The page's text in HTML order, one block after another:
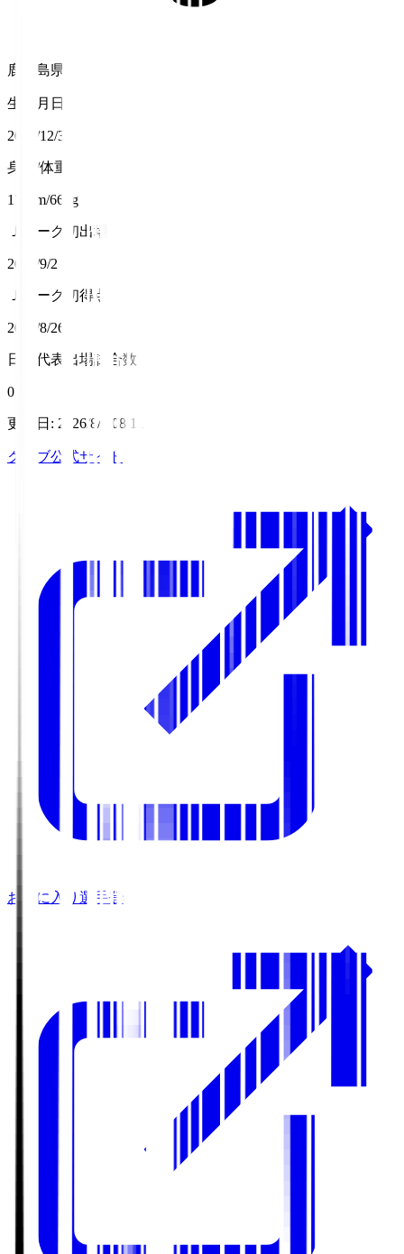
鹿児島県
生年月日
2000/12/3
身長/体重
173cm/66kg
Ｊリーグ初出場
2018/9/2
Ｊリーグ初得点
2023/8/26
日本代表出場試合数
0
更新日 : 2026/8/7 08:11
クラブ公式サイト
お気に入り選手登録